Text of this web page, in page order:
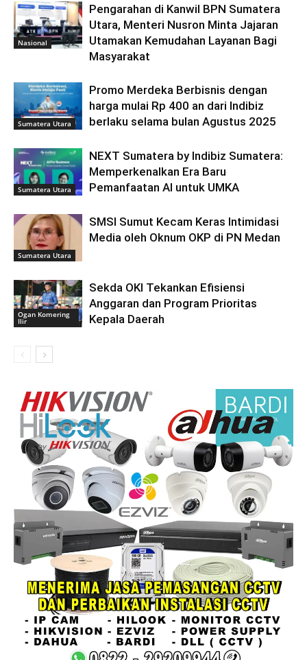
Nasional
Pengarahan di Kanwil BPN Sumatera
Utara, Menteri Nusron Minta Jajaran
Utamakan Kemudahan Layanan Bagi
Masyarakat
Sumatera Utara
Promo Merdeka Berbisnis dengan
harga mulai Rp 400 an dari Indibiz
berlaku selama bulan Agustus 2025
Sumatera Utara
NEXT Sumatera by Indibiz Sumatera:
Memperkenalkan Era Baru
Pemanfaatan AI untuk UMKA
Sumatera Utara
SMSI Sumut Kecam Keras Intimidasi
Media oleh Oknum OKP di PN Medan
Ogan Komering
Ilir
Sekda OKI Tekankan Efisiensi
Anggaran dan Program Prioritas
Kepala Daerah